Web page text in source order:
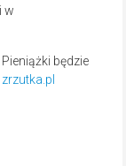
w
będzie
zrzutka.pl